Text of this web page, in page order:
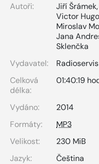
Autoři: Jiří Šrámek,
Victor Hugo
Miroslav
Jana
Sklenčka
Vydavatel:
Celková
délka:
01:40:19
Vydáno:
2014
Formáty:
MP3
Velikost:
230 MiB
Jazyk:
Čeština